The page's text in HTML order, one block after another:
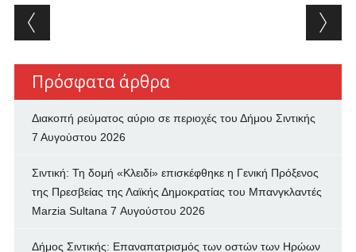
Post navigation
Πρόσφατα άρθρα
Διακοπή ρεύματος αύριο σε περιοχές του Δήμου Σιντικής
7 Αυγούστου 2026
Σιντική: Τη δομή «Κλειδί» επισκέφθηκε η Γενική Πρόξενος
της Πρεσβείας της Λαϊκής Δημοκρατίας του Μπανγκλαντές
Marzia Sultana 7 Αυγούστου 2026
Δήμος Σιντικής: Επαναπατρισμός των oστών των Ηρώων